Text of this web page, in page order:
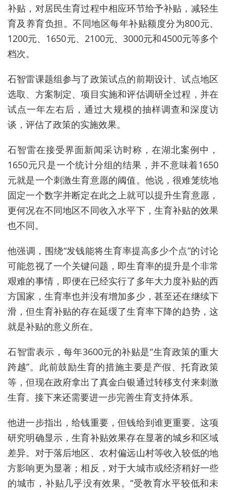
补贴，对居民生育过程中相应环节给予补贴，减轻生
育及养育负担。不同地区每年补贴额度分为800元、
1200元、1650元、2100元、3000元和4500元等多个
档次。
石智雷课题组参与了政策试点的前期设计、试点地区
选取、方案制定、项目实施和评估调研全过程，并在
试点一年左右后，通过大规模的抽样调查和深度访
谈，评估了政策的实施效果。
石智雷在接受界面新闻采访时称，在湖北案例中，
1650元只是一个统计分组的结果，并不意味着1650
元就是一个刺激生育意愿的阈值。他说，很难笼统地
固定一个数字并断定在此之上就可以提升生育意愿，
更何况在不同地区不同收入水平下，生育补贴的效果
也不同。
他强调，围绕“发钱能将生育率提高多少个点”的讨论
可能忽视了一个关键问题，即生育率的提升是个非常
艰难的事情，即便在已经实行了多年大力度补贴的西
方国家，生育率也并没有增加多少，甚至还在继续下
滑，但生育补贴的存在延缓了生育率下降的趋势，这
就是补贴的意义所在。
石智雷表示，每年3600元的补贴是“生育政策的重大
跨越”。此前鼓励生育的措施主要是产假、托育政策
等，但现在政府拿出了真金白银通过转移支付来刺激
生育。接下来还需要进一步完善生育支持体系。
他进一步指出，给钱重要，但钱给到谁更重要。这项
研究明确显示，生育补贴效果存在显著的城乡和区域
差异。对于落后地区、农村偏远山村等收入较低的地
方影响更为显著；相反，对于大城市或经济稍好一些
的城市，补贴几乎没有效果。“受教育水平较低和未